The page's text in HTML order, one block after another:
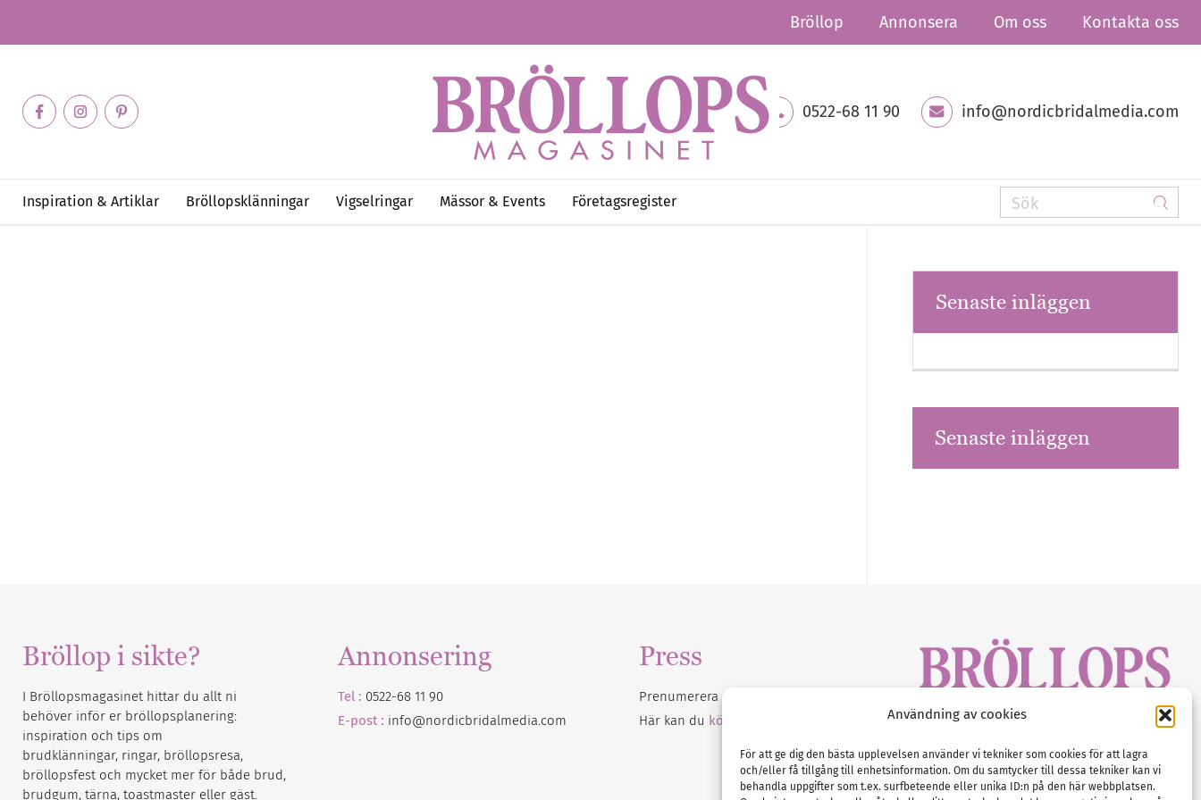
Användning av cookies
För att ge dig den bästa upplevelsen använder vi tekniker som cookies för att lagra
och/eller få tillgång till enhetsinformation. Om du samtycker till dessa tekniker kan vi
behandla uppgifter som t.ex. surfbeteende eller unika ID:n på den här webbplatsen.
Bröllop Annonsera Om oss Kontakta oss
0522-68 11 90 info@nordicbridalmedia.com
Inspiration & Artiklar Bröllopsklänningar Vigselringar Mässor & Events Företagsregister
Senaste inläggen
Senaste inläggen
Bröllop i sikte?
I Bröllopsmagasinet hittar du allt ni
behöver inför er bröllopsplanering:
inspiration och tips om
brudklänningar, ringar, bröllopsresa,
bröllopsfest och mycket mer för både brud,
brudgum, tärna, toastmaster eller gäst.
Annonsering
Tel : 0522-68 11 90
E-post : info@nordicbridalmedia.com
Press
Prenumerera på vårt
Här kan du köpa Bröllopsmagasinet
Tel :0522-68 11 90
E-post:info@nordicbridalmedia.com